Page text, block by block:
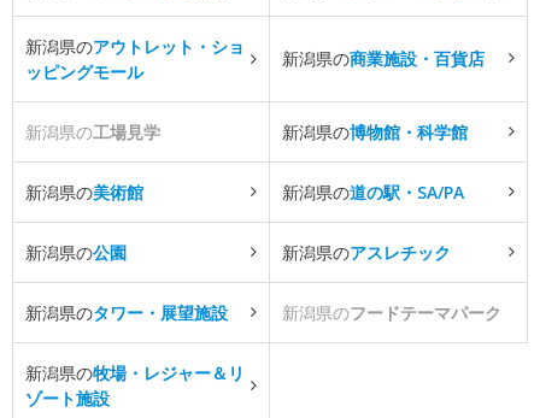
新潟県のアウトレット・ショ
ッピングモール
新潟県の商業施設・百貨店
新潟県の工場見学 新潟県の博物館・科学館
新潟県の美術館 新潟県の道の駅・SA/PA
新潟県の公園 新潟県のアスレチック
新潟県のタワー・展望施設 新潟県のフードテーマパーク
新潟県の牧場・レジャー＆リ
ゾート施設